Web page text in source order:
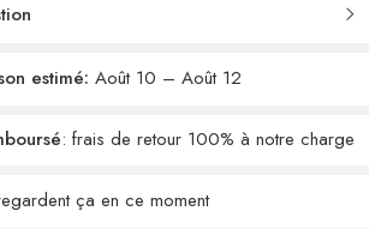
estimé: Août 10 – Août 12
: frais de retour 100% à notre charge
ça en ce moment